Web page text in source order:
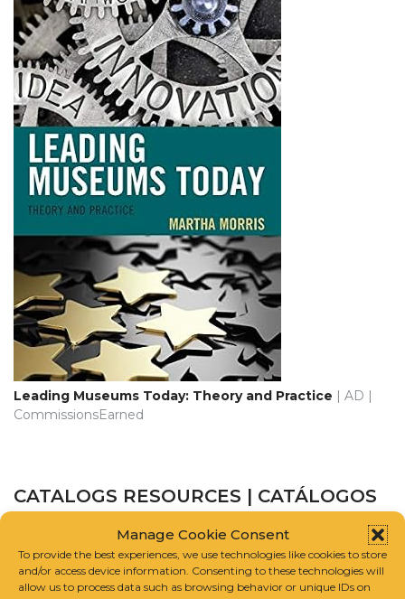
Manage Cookie Consent
To provide the best experiences, we use technologies like cookies to store
and/or access device information. Consenting to these technologies will
allow us to process data such as browsing behavior or unique IDs on
Leading Museums Today: Theory and Practice | AD |
CommissionsEarned
CATALOGS RESOURCES | CATÁLOGOS
CATALOGUE RAISONNÉ SCHOLARS ASSOCIATION